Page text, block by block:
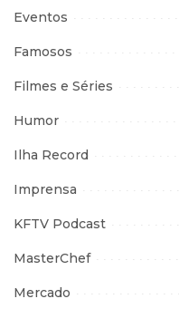
Eventos
Famosos
Filmes e Séries
Humor
Ilha Record
Imprensa
KFTV Podcast
MasterChef
Mercado